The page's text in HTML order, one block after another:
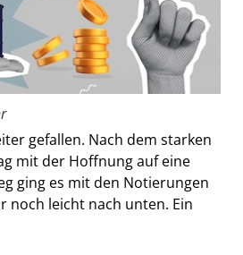
gefallen. Nach dem starken
mit der Hoffnung auf eine
ging es mit den Notierungen
noch leicht nach unten. Ein